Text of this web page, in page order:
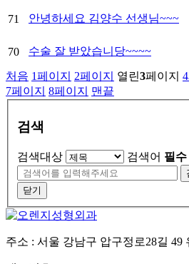
71 안녕하세요 김양수 선생님~~~
70 수술 잘 받았습니당~~~~
처음 1페이지 2페이지 열린3페이지 4
7페이지 8페이지 맨끝
검색
검색대상 검색어 필수
닫기
주소 : 서울 강남구 압구정로28길 49